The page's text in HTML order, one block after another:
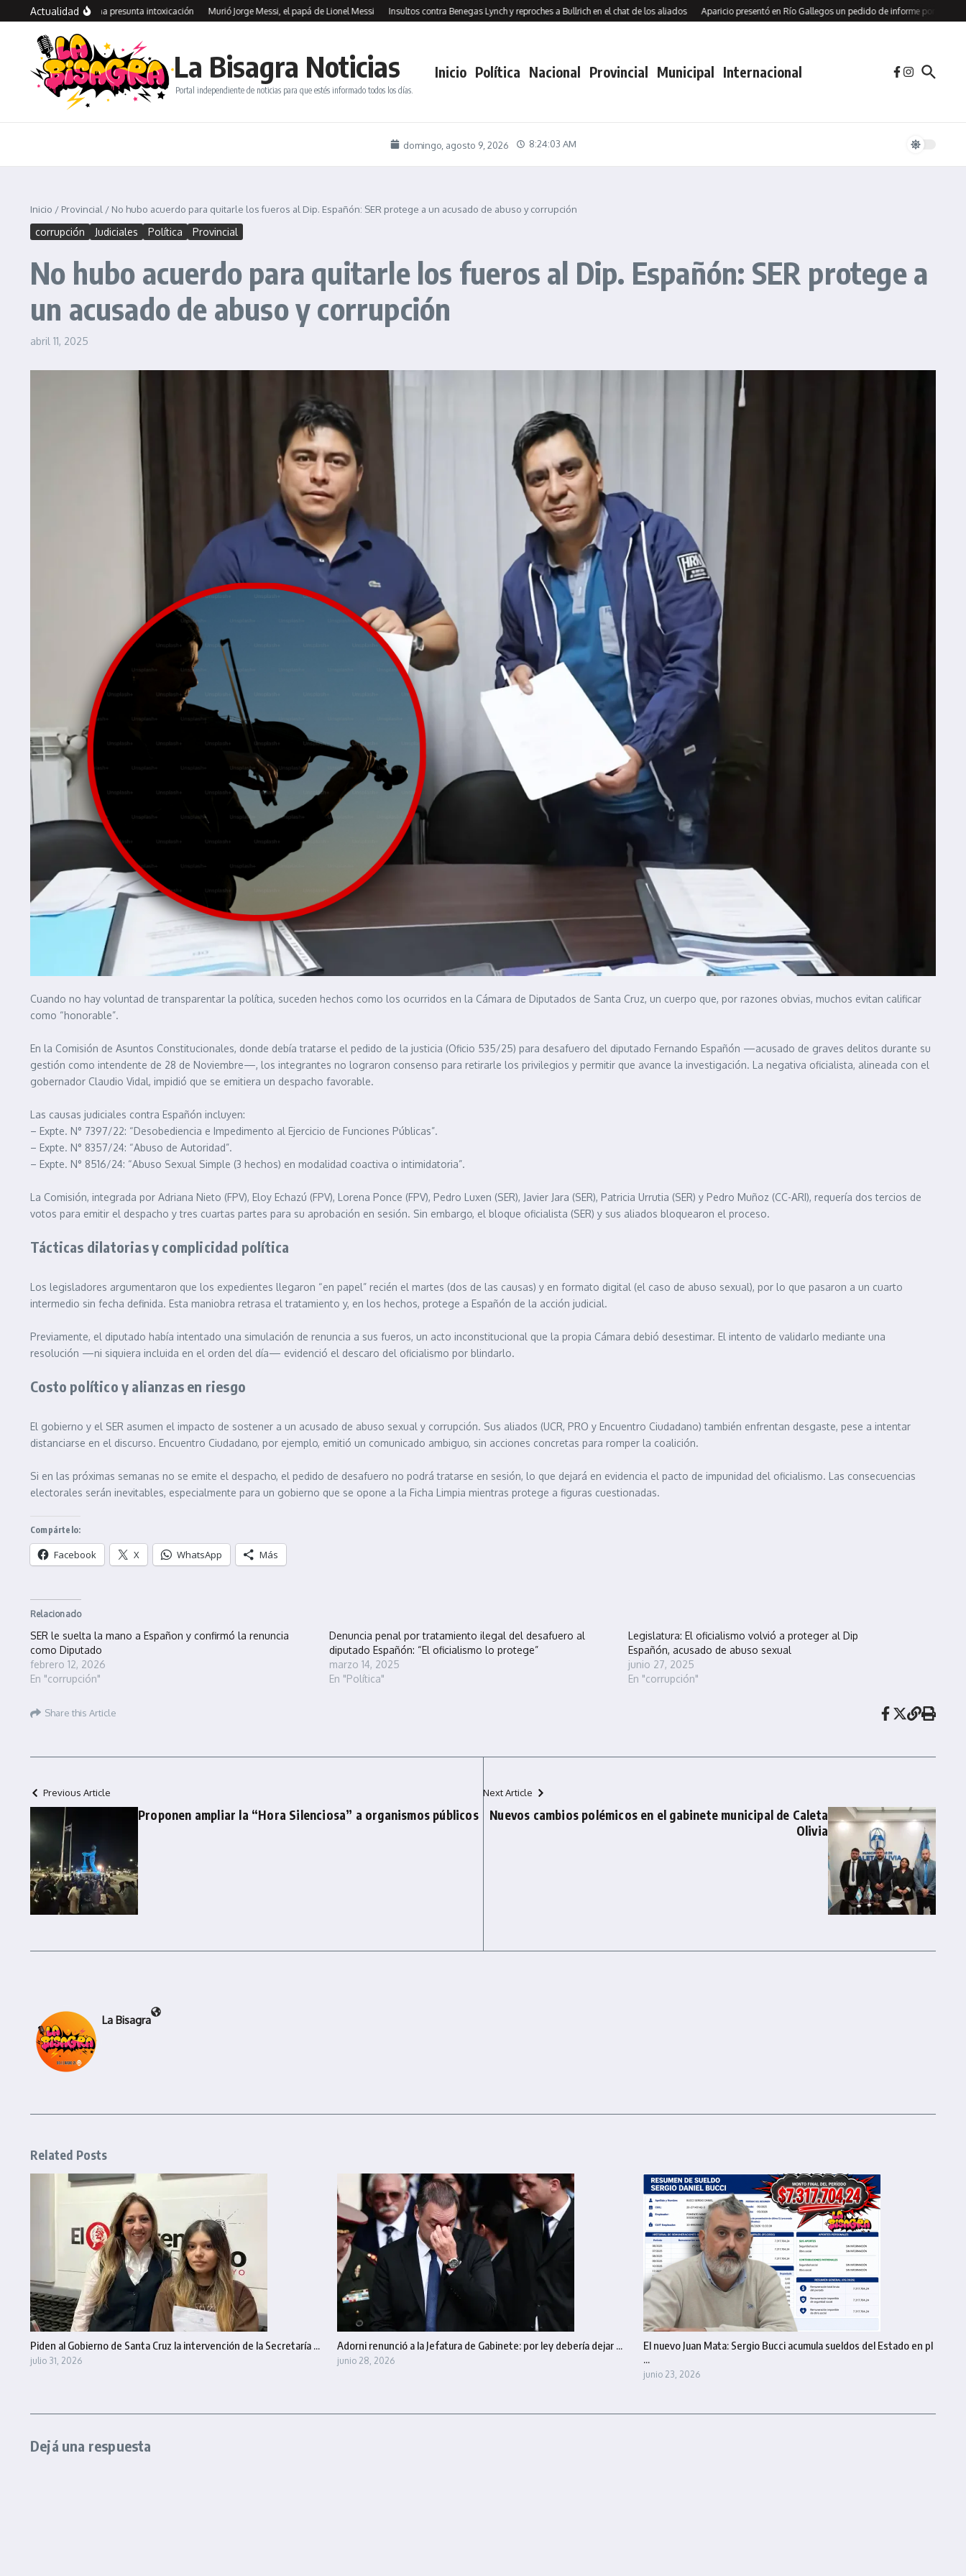
Saltar al contenido
Actualidad
investigan una presunta intoxicación Murió Jorge Messi, el papá de Lionel Messi Insultos contra Benegas Lynch y reproches a Bullrich en el chat de los aliados Aparicio presentó en Río Gallegos un pedido de informe por la Cuota
La Bisagra Noticias
Portal independiente de noticias para que estés informado todos los días.
Inicio Política Nacional Provincial Municipal Internacional
domingo, agosto 9, 2026 8:24:04 AM
Inicio / Provincial / No hubo acuerdo para quitarle los fueros al Dip. Españón: SER protege a un acusado de abuso y corrupción
corrupción Judiciales Política Provincial
No hubo acuerdo para quitarle los fueros al Dip. Españón: SER protege a
un acusado de abuso y corrupción
abril 11, 2025
Cuando no hay voluntad de transparentar la política, suceden hechos como los ocurridos en la Cámara de Diputados de Santa Cruz, un cuerpo que, por razones obvias, muchos evitan calificar
como “honorable”.
En la Comisión de Asuntos Constitucionales, donde debía tratarse el pedido de la justicia (Oficio 535/25) para desafuero del diputado Fernando Españón —acusado de graves delitos durante su
gestión como intendente de 28 de Noviembre—, los integrantes no lograron consenso para retirarle los privilegios y permitir que avance la investigación. La negativa oficialista, alineada con el
gobernador Claudio Vidal, impidió que se emitiera un despacho favorable.
Las causas judiciales contra Españón incluyen:
– Expte. N° 7397/22: “Desobediencia e Impedimento al Ejercicio de Funciones Públicas”.
– Expte. N° 8357/24: “Abuso de Autoridad”.
– Expte. N° 8516/24: “Abuso Sexual Simple (3 hechos) en modalidad coactiva o intimidatoria”.
La Comisión, integrada por Adriana Nieto (FPV), Eloy Echazú (FPV), Lorena Ponce (FPV), Pedro Luxen (SER), Javier Jara (SER), Patricia Urrutia (SER) y Pedro Muñoz (CC-ARI), requería dos tercios de
votos para emitir el despacho y tres cuartas partes para su aprobación en sesión. Sin embargo, el bloque oficialista (SER) y sus aliados bloquearon el proceso.
Tácticas dilatorias y complicidad política
Los legisladores argumentaron que los expedientes llegaron “en papel” recién el martes (dos de las causas) y en formato digital (el caso de abuso sexual), por lo que pasaron a un cuarto
intermedio sin fecha definida. Esta maniobra retrasa el tratamiento y, en los hechos, protege a Españón de la acción judicial.
Previamente, el diputado había intentado una simulación de renuncia a sus fueros, un acto inconstitucional que la propia Cámara debió desestimar. El intento de validarlo mediante una
resolución —ni siquiera incluida en el orden del día— evidenció el descaro del oficialismo por blindarlo.
Costo político y alianzas en riesgo
El gobierno y el SER asumen el impacto de sostener a un acusado de abuso sexual y corrupción. Sus aliados (UCR, PRO y Encuentro Ciudadano) también enfrentan desgaste, pese a intentar
distanciarse en el discurso. Encuentro Ciudadano, por ejemplo, emitió un comunicado ambiguo, sin acciones concretas para romper la coalición.
Si en las próximas semanas no se emite el despacho, el pedido de desafuero no podrá tratarse en sesión, lo que dejará en evidencia el pacto de impunidad del oficialismo. Las consecuencias
electorales serán inevitables, especialmente para un gobierno que se opone a la Ficha Limpia mientras protege a figuras cuestionadas.
Compártelo:
Facebook X WhatsApp Más
Relacionado
SER le suelta la mano a Españon y confirmó la renuncia
como Diputado
febrero 12, 2026
En "corrupción"
Denuncia penal por tratamiento ilegal del desafuero al
diputado Españón: “El oficialismo lo protege”
marzo 14, 2025
En "Política"
Legislatura: El oficialismo volvió a proteger al Dip
Españón, acusado de abuso sexual
junio 27, 2025
En "corrupción"
Share this Article
Previous Article
Proponen ampliar la “Hora Silenciosa” a organismos públicos
Next Article
Nuevos cambios polémicos en el gabinete municipal de Caleta
Olivia
La Bisagra
Related Posts
Piden al Gobierno de Santa Cruz la intervención de la Secretaría ...
julio 31, 2026
Adorni renunció a la Jefatura de Gabinete: por ley debería dejar ...
junio 28, 2026
El nuevo Juan Mata: Sergio Bucci acumula sueldos del Estado en pl
...
junio 23, 2026
Dejá una respuesta